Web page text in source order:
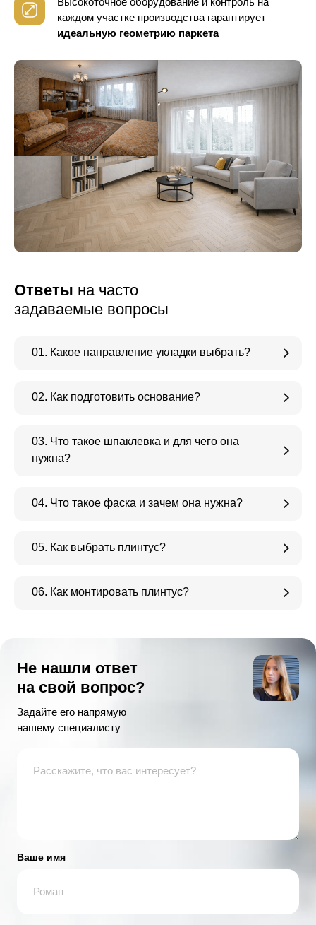
каждом участке производства гарантирует
идеальную геометрию паркета
Ответы на часто
задаваемые вопросы
01. Какое направление укладки выбрать?
02. Как подготовить основание?
03. Что такое шпаклевка и для чего она
нужна?
04. Что такое фаска и зачем она нужна?
05. Как выбрать плинтус?
06. Как монтировать плинтус?
Не нашли ответ
на свой вопрос?
Задайте его напрямую
нашему специалисту
Ваше имя